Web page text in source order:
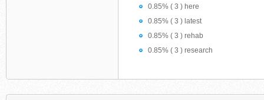
0.85% ( 3 ) here
0.85% ( 3 ) latest
0.85% ( 3 ) rehab
0.85% ( 3 ) research